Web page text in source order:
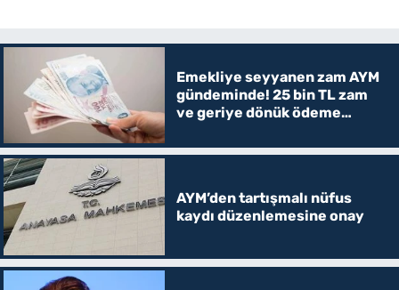
Emekliye seyyanen zam AYM
gündeminde! 25 bin TL zam
ve geriye dönük ödeme
AYM’den tartışmalı nüfus
kaydı düzenlemesine onay